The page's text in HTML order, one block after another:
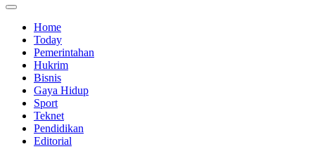
Home
Today
Pemerintahan
Hukrim
Bisnis
Gaya Hidup
Sport
Teknet
Pendidikan
Editorial